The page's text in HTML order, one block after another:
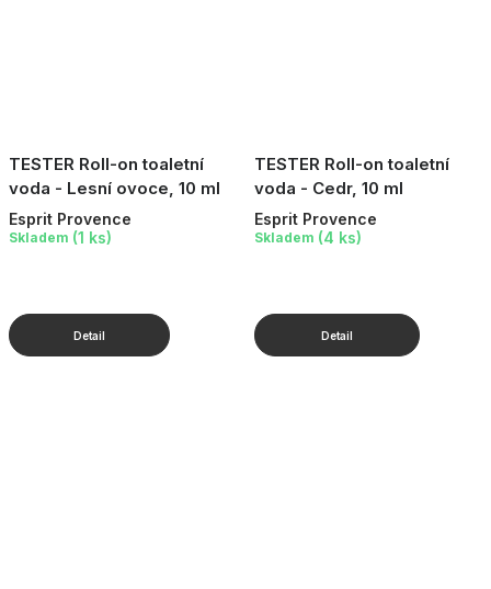
TESTER Roll-on toaletní
voda - Lesní ovoce, 10 ml
Esprit Provence
Skladem (1 ks)
TESTER Roll-on toaletní
voda - Cedr, 10 ml
Esprit Provence
Skladem (4 ks)